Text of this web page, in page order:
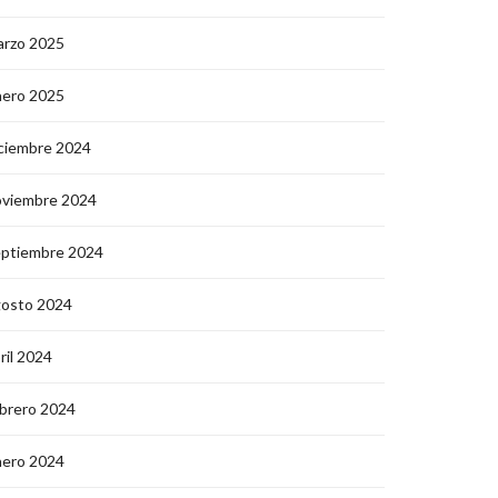
2025
2025
2024
2024
2024
2024
2024
2024
2024